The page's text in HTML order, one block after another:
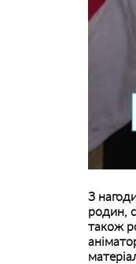
З
родин,
також